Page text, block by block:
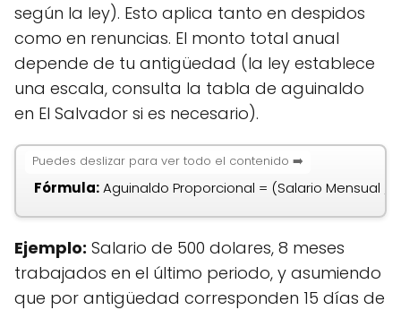
según la ley). Esto aplica tanto en despidos
como en renuncias. El monto total anual
depende de tu antigüedad (la ley establece
una escala, consulta la tabla de aguinaldo
en El Salvador si es necesario).
Fórmula:Aguinaldo Proporcional = (Salario Mensual /
Ejemplo: Salario de 500 dolares, 8 meses
trabajados en el último periodo, y asumiendo
que por antigüedad corresponden 15 días de